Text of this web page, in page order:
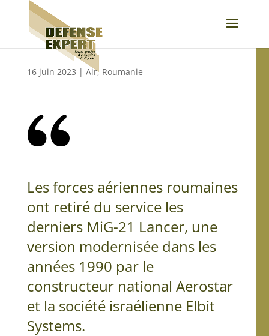
16 juin 2023 | Air, Roumanie
Les forces aériennes roumaines
ont retiré du service les
derniers MiG-21 Lancer, une
version modernisée dans les
années 1990 par le
constructeur national Aerostar
et la société israélienne Elbit
Systems.